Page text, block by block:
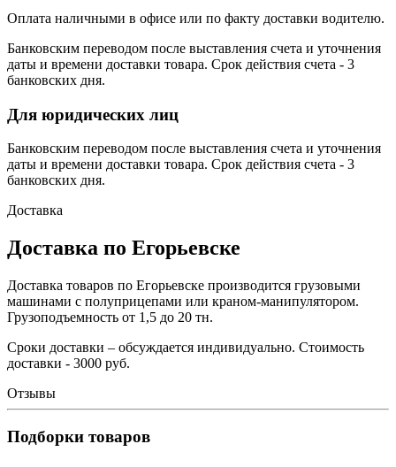
Оплата наличными в офисе или по факту доставки водителю.
Банковским переводом после выставления счета и уточнения
даты и времени доставки товара. Срок действия счета - 3
банковских дня.
Для юридических лиц
Банковским переводом после выставления счета и уточнения
даты и времени доставки товара. Срок действия счета - 3
банковских дня.
Доставка
Доставка по Егорьевске
Доставка товаров по Егорьевске производится грузовыми
машинами с полуприцепами или краном-манипулятором.
Грузоподъемность от 1,5 до 20 тн.
Сроки доставки – обсуждается индивидуально. Стоимость
доставки - 3000 руб.
Отзывы
Подборки товаров